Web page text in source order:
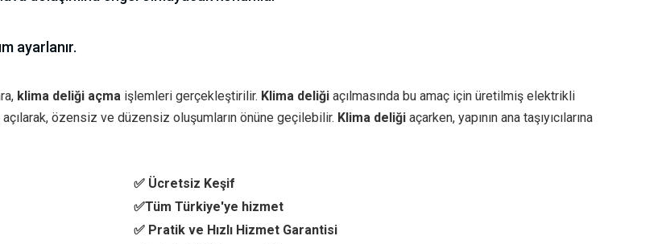
ayarlanır.
klima deliği açma işlemleri gerçekleştirilir. Klima deliği açılmasında bu amaç için üretilmiş elektrikli
özensiz ve düzensiz oluşumların önüne geçilebilir. Klima deliği açarken, yapının ana taşıyıcılarına
✅ Ücretsiz Keşif
✅Tüm Türkiye'ye hizmet
✅ Pratik ve Hızlı Hizmet Garantisi